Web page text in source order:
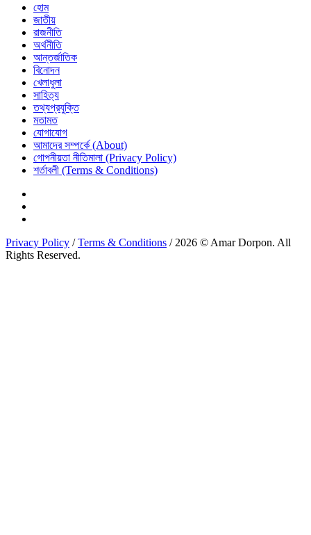
হোম
জাতীয়
রাজনীতি
অর্থনীতি
আন্তর্জাতিক
বিনোদন
খেলাধুলা
সাহিত্য
তথ্যপ্রযুক্তি
মতামত
যোগাযোগ
আমাদের সম্পর্কে (About)
গোপনীয়তা নীতিমালা (Privacy Policy)
শর্তাবলী (Terms & Conditions)
Privacy Policy /Terms & Conditions / 2026 © Amar Dorpon. All
Rights Reserved.